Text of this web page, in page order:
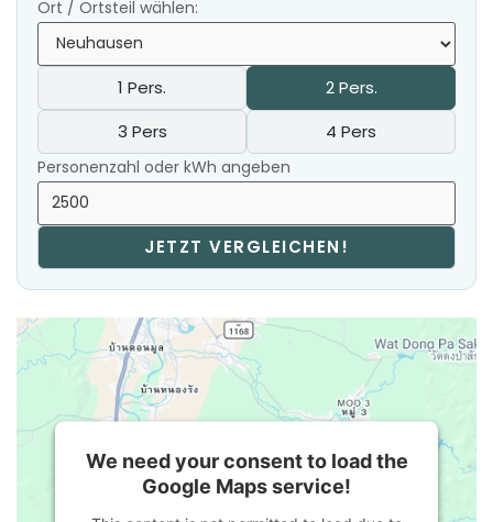
Ort / Ortsteil wählen:
1 Pers.
2 Pers.
3 Pers
4 Pers
Personenzahl oder kWh angeben
JETZT VERGLEICHEN!
We need your consent to load the
Google Maps service!